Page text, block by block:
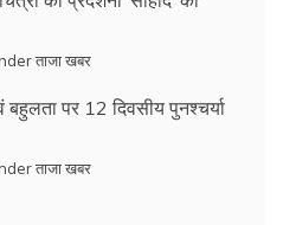
ताजा खबर
पर 12 दिवसीय पुनश्चर्या
ताजा खबर